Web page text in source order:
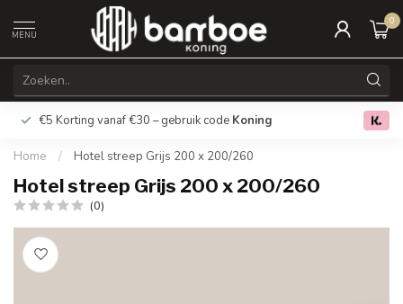
MENU
0
€5 Korting vanaf €30 – gebruik code Koning Gratis
Home / Hotel streep Grijs 200 x 200/260
Hotel streep Grijs 200 x 200/260
(0)